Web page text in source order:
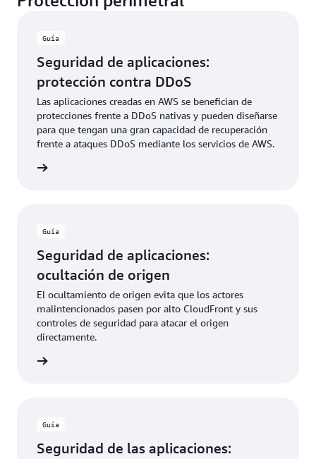
Guía
Seguridad de aplicaciones:
protección contra DDoS
Las aplicaciones creadas en AWS se benefician de
protecciones frente a DDoS nativas y pueden diseñarse
para que tengan una gran capacidad de recuperación
frente a ataques DDoS mediante los servicios de AWS.
Guía
Seguridad de aplicaciones:
ocultación de origen
El ocultamiento de origen evita que los actores
malintencionados pasen por alto CloudFront y sus
controles de seguridad para atacar el origen
directamente.
Guía
Seguridad de las aplicaciones: